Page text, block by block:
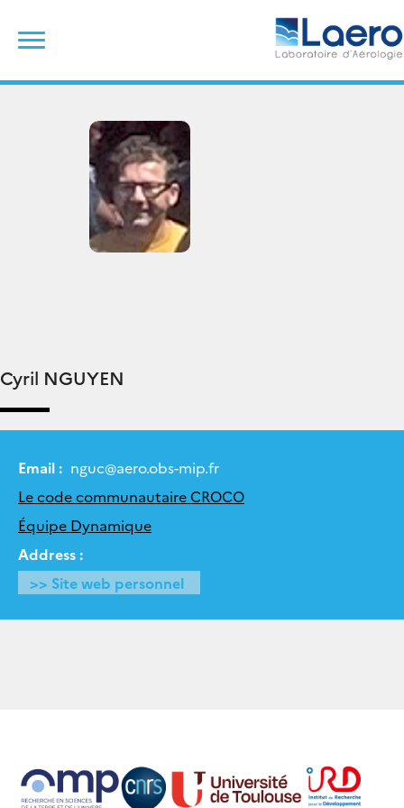
content
Cyril NGUYEN
Email : nguc@aero.obs-mip.fr
Le code communautaire CROCO
Équipe Dynamique
Address :
>> Site web personnel